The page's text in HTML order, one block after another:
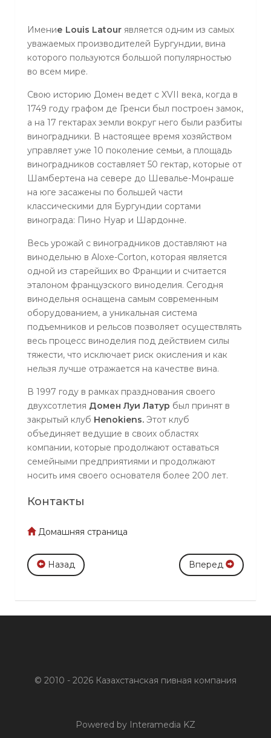
Имение Louis Latour является одним из самых
уважаемых производителей Бургундии, вина
которого пользуются большой популярностью
во всем мире.
Свою историю Домен ведет с XVII века, когда в
1749 году графом де Гренси был построен замок,
а на 17 гектарах земли вокруг него были разбиты
виноградники. В настоящее время хозяйством
управляет уже 10 поколение семьи, а площадь
виноградников составляет 50 гектар, которые от
Шамбертена на севере до Шевалье-Монраше
на юге засажены по большей части
классическими для Бургундии сортами
винограда: Пино Нуар и Шардонне.
Весь урожай с виноградников доставляют на
винодельню в Aloxe-Corton, которая является
одной из старейших во Франции и считается
эталоном французского виноделия. Сегодня
винодельня оснащена самым современным
оборудованием, а уникальная система
подъемников и рельсов позволяет осуществлять
весь процесс виноделия под действием силы
тяжести, что исключает риск окисления и как
нельзя лучше отражается на качестве вина.
В 1997 году в рамках празднования своего
двухсотлетия Домен Луи Латур был принят в
закрытый клуб Henokiens. Этот клуб
объединяет ведущие в своих областях
компании, которые продолжают оставаться
семейными предприятиями и продолжают
носить имя своего основателя более 200 лет.
Контакты
Домашняя страница
Назад Вперед
© 2010 - 2026 Казахстанская пивная компания
Powered by Interamedia KZ